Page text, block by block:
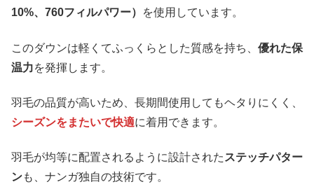
10%、760フィルパワー）
を使用しています。
このダウンは軽くてふっくらとした質感を持ち、 優れた保
温力を発揮します。
羽毛の品質が高いため、長期間使用してもヘタりにくく、
シーズンをまたいで快適に着用できます。
羽毛が均等に配置されるように設計されたステッチパター
ンも、ナンガ独自の技術です。